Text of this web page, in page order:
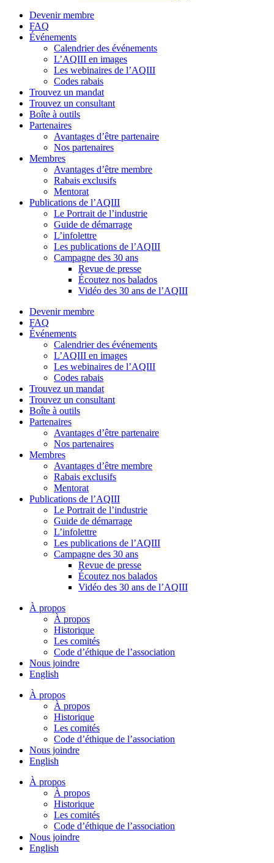
Devenir membre
FAQ
Événements
Calendrier des événements
L’AQIII en images
Les webinaires de l’AQIII
Codes rabais
Trouvez un mandat
Trouvez un consultant
Boîte à outils
Partenaires
Avantages d’être partenaire
Nos partenaires
Membres
Avantages d’être membre
Rabais exclusifs
Mentorat
Publications de l’AQIII
Le Portrait de l’industrie
Guide de démarrage
L’infolettre
Les publications de l’AQIII
Campagne des 30 ans
Revue de presse
Écoutez nos balados
Vidéo des 30 ans de l’AQIII
Devenir membre
FAQ
Événements
Calendrier des événements
L’AQIII en images
Les webinaires de l’AQIII
Codes rabais
Trouvez un mandat
Trouvez un consultant
Boîte à outils
Partenaires
Avantages d’être partenaire
Nos partenaires
Membres
Avantages d’être membre
Rabais exclusifs
Mentorat
Publications de l’AQIII
Le Portrait de l’industrie
Guide de démarrage
L’infolettre
Les publications de l’AQIII
Campagne des 30 ans
Revue de presse
Écoutez nos balados
Vidéo des 30 ans de l’AQIII
À propos
À propos
Historique
Les comités
Code d’éthique de l’association
Nous joindre
English
À propos
À propos
Historique
Les comités
Code d’éthique de l’association
Nous joindre
English
À propos
À propos
Historique
Les comités
Code d’éthique de l’association
Nous joindre
English